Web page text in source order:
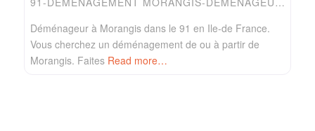
Déménageur à Morangis dans le 91 en Ile-de France.
Vous cherchez un déménagement de ou à partir de
Morangis. Faites Read more…